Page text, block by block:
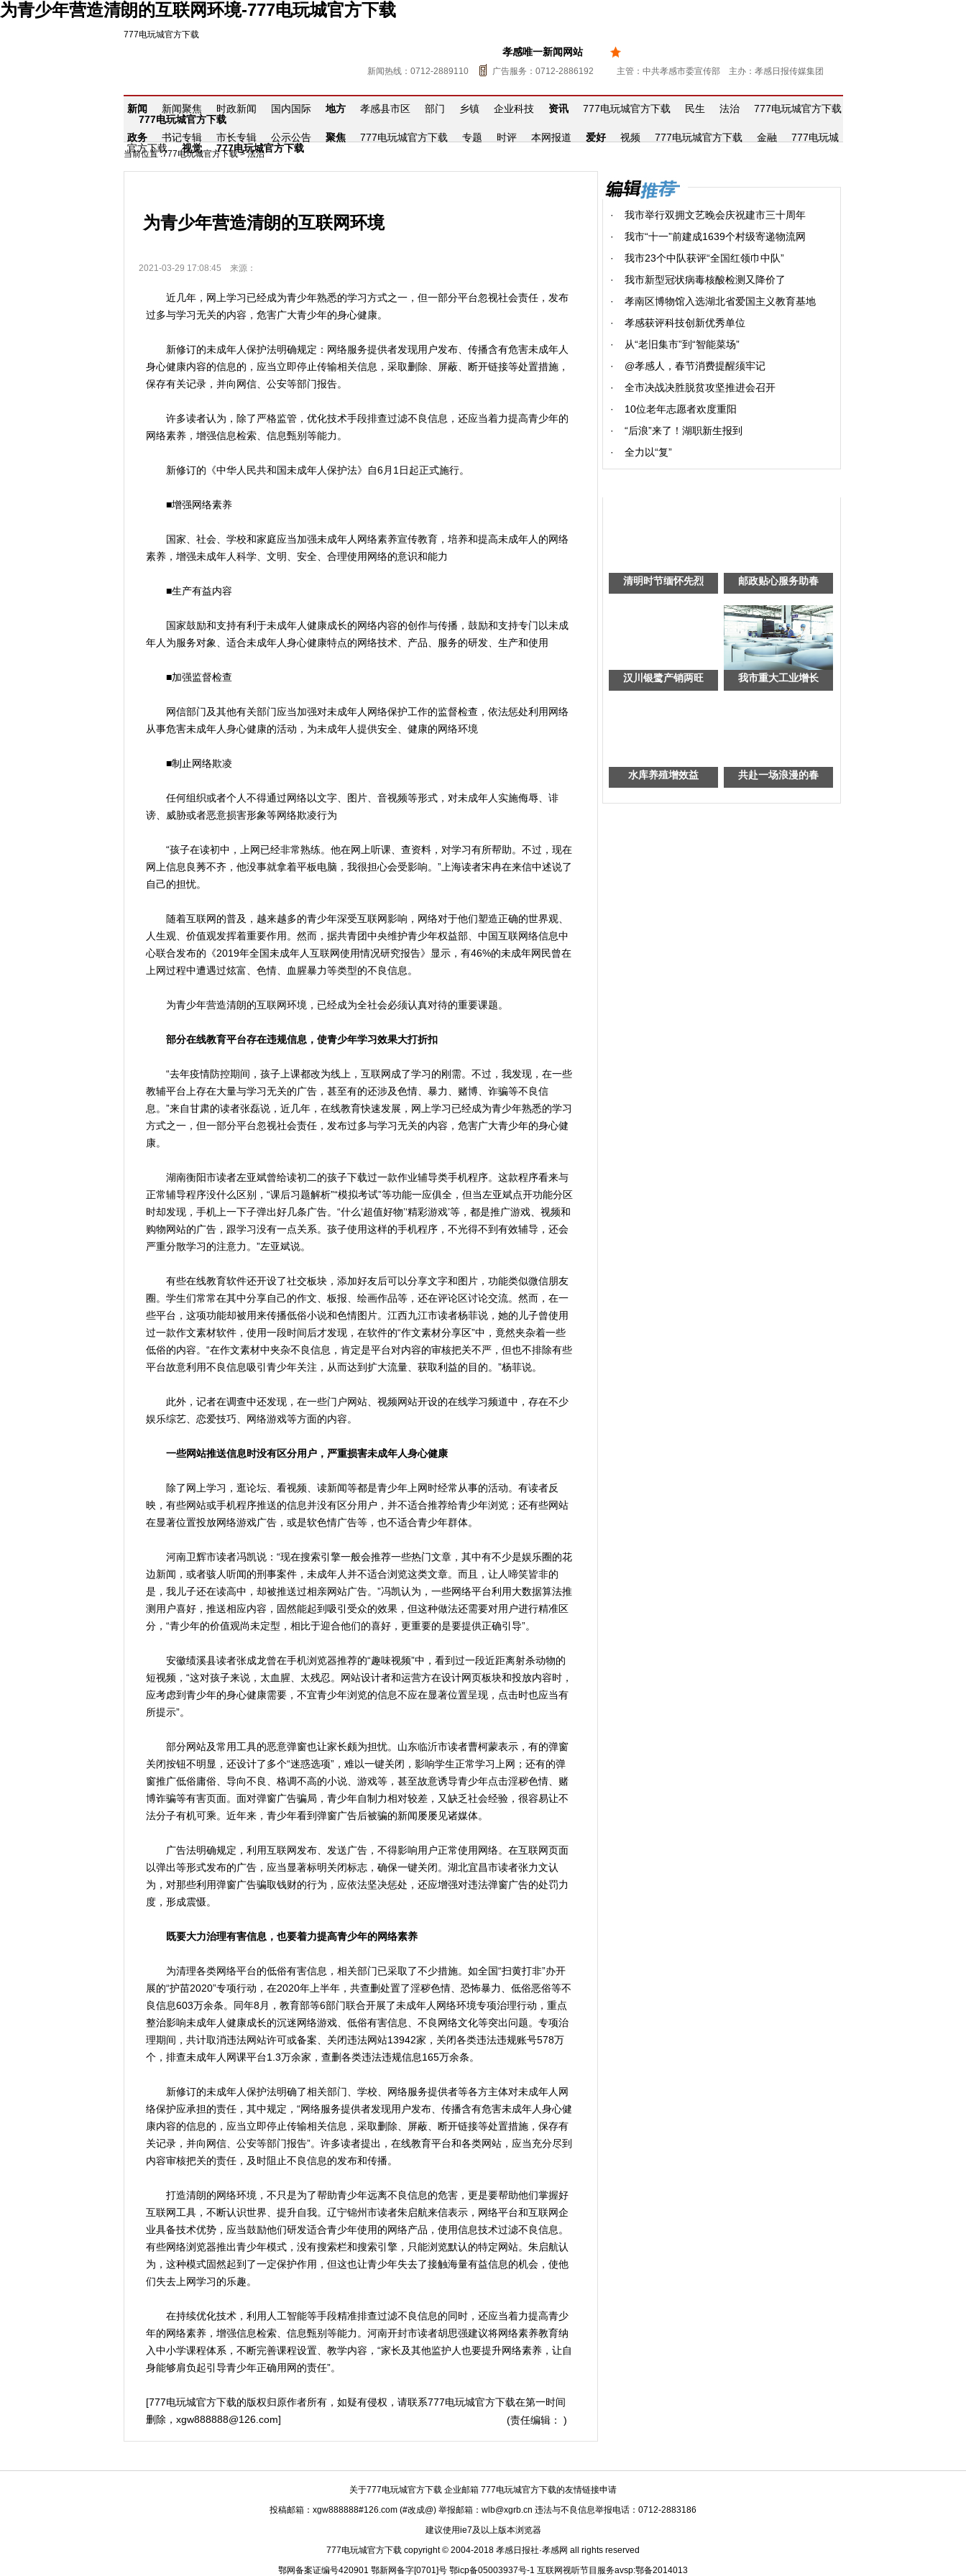
为青少年营造清朗的互联网环境-777电玩城官方下载
777电玩城官方下载
孝感唯一新闻网站
新闻热线：0712-2889110 广告服务：0712-2886192 主管：中共孝感市委宣传部 主办：孝感日报传媒集团
新闻 新闻聚焦 时政新闻 国内国际 地方 孝感县市区 部门 乡镇 企业科技 资讯 777电玩城官方下载 民生 法治
777电玩城官方下载
777电玩城官方下载
政务
书记专辑 市长专辑 公示公告 聚焦 777电玩城官方下载 专题 时评 本网报道 爱好 视频 777电玩城官方下载 金融
777电玩城
官方下载
视觉 777电玩城官方下载
当前位置 :777电玩城官方下载>法治
为青少年营造清朗的互联网环境
2021-03-29 17:08:45 来源：
近几年，网上学习已经成为青少年熟悉的学习方式之一，但一部分平台忽视社会责任，发布
过多与学习无关的内容，危害广大青少年的身心健康。
新修订的未成年人保护法明确规定：网络服务提供者发现用户发布、传播含有危害未成年人
身心健康内容的信息的，应当立即停止传输相关信息，采取删除、屏蔽、断开链接等处置措施，
保存有关记录，并向网信、公安等部门报告。
许多读者认为，除了严格监管，优化技术手段排查过滤不良信息，还应当着力提高青少年的
网络素养，增强信息检索、信息甄别等能力。
新修订的《中华人民共和国未成年人保护法》自6月1日起正式施行。
■增强网络素养
国家、社会、学校和家庭应当加强未成年人网络素养宣传教育，培养和提高未成年人的网络
素养，增强未成年人科学、文明、安全、合理使用网络的意识和能力
■生产有益内容
国家鼓励和支持有利于未成年人健康成长的网络内容的创作与传播，鼓励和支持专门以未成
年人为服务对象、适合未成年人身心健康特点的网络技术、产品、服务的研发、生产和使用
■加强监督检查
网信部门及其他有关部门应当加强对未成年人网络保护工作的监督检查，依法惩处利用网络
从事危害未成年人身心健康的活动，为未成年人提供安全、健康的网络环境
■制止网络欺凌
任何组织或者个人不得通过网络以文字、图片、音视频等形式，对未成年人实施侮辱、诽
谤、威胁或者恶意损害形象等网络欺凌行为
“孩子在读初中，上网已经非常熟练。他在网上听课、查资料，对学习有所帮助。不过，现在
网上信息良莠不齐，他没事就拿着平板电脑，我很担心会受影响。”上海读者宋冉在来信中述说了
自己的担忧。
随着互联网的普及，越来越多的青少年深受互联网影响，网络对于他们塑造正确的世界观、
人生观、价值观发挥着重要作用。然而，据共青团中央维护青少年权益部、中国互联网络信息中
心联合发布的《2019年全国未成年人互联网使用情况研究报告》显示，有46%的未成年网民曾在
上网过程中遭遇过炫富、色情、血腥暴力等类型的不良信息。
为青少年营造清朗的互联网环境，已经成为全社会必须认真对待的重要课题。
部分在线教育平台存在违规信息，使青少年学习效果大打折扣
“去年疫情防控期间，孩子上课都改为线上，互联网成了学习的刚需。不过，我发现，在一些
教辅平台上存在大量与学习无关的广告，甚至有的还涉及色情、暴力、赌博、诈骗等不良信
息。”来自甘肃的读者张磊说，近几年，在线教育快速发展，网上学习已经成为青少年熟悉的学习
方式之一，但一部分平台忽视社会责任，发布过多与学习无关的内容，危害广大青少年的身心健
康。
湖南衡阳市读者左亚斌曾给读初二的孩子下载过一款作业辅导类手机程序。这款程序看来与
正常辅导程序没什么区别，“课后习题解析”“模拟考试”等功能一应俱全，但当左亚斌点开功能分区
时却发现，手机上一下子弹出好几条广告。“什么‘超值好物’‘精彩游戏’等，都是推广游戏、视频和
购物网站的广告，跟学习没有一点关系。孩子使用这样的手机程序，不光得不到有效辅导，还会
严重分散学习的注意力。”左亚斌说。
有些在线教育软件还开设了社交板块，添加好友后可以分享文字和图片，功能类似微信朋友
圈。学生们常常在其中分享自己的作文、板报、绘画作品等，还在评论区讨论交流。然而，在一
些平台，这项功能却被用来传播低俗小说和色情图片。江西九江市读者杨菲说，她的儿子曾使用
过一款作文素材软件，使用一段时间后才发现，在软件的“作文素材分享区”中，竟然夹杂着一些
低俗的内容。“在作文素材中夹杂不良信息，肯定是平台对内容的审核把关不严，但也不排除有些
平台故意利用不良信息吸引青少年关注，从而达到扩大流量、获取利益的目的。”杨菲说。
此外，记者在调查中还发现，在一些门户网站、视频网站开设的在线学习频道中，存在不少
娱乐综艺、恋爱技巧、网络游戏等方面的内容。
一些网站推送信息时没有区分用户，严重损害未成年人身心健康
除了网上学习，逛论坛、看视频、读新闻等都是青少年上网时经常从事的活动。有读者反
映，有些网站或手机程序推送的信息并没有区分用户，并不适合推荐给青少年浏览；还有些网站
在显著位置投放网络游戏广告，或是软色情广告等，也不适合青少年群体。
河南卫辉市读者冯凯说：“现在搜索引擎一般会推荐一些热门文章，其中有不少是娱乐圈的花
边新闻，或者骇人听闻的刑事案件，未成年人并不适合浏览这类文章。而且，让人啼笑皆非的
是，我儿子还在读高中，却被推送过相亲网站广告。”冯凯认为，一些网络平台利用大数据算法推
测用户喜好，推送相应内容，固然能起到吸引受众的效果，但这种做法还需要对用户进行精准区
分，“青少年的价值观尚未定型，相比于迎合他们的喜好，更重要的是要提供正确引导”。
安徽绩溪县读者张成龙曾在手机浏览器推荐的“趣味视频”中，看到过一段近距离射杀动物的
短视频，“这对孩子来说，太血腥、太残忍。网站设计者和运营方在设计网页板块和投放内容时，
应考虑到青少年的身心健康需要，不宜青少年浏览的信息不应在显著位置呈现，点击时也应当有
所提示”。
部分网站及常用工具的恶意弹窗也让家长颇为担忧。山东临沂市读者曹柯蒙表示，有的弹窗
关闭按钮不明显，还设计了多个“迷惑选项”，难以一键关闭，影响学生正常学习上网；还有的弹
窗推广低俗庸俗、导向不良、格调不高的小说、游戏等，甚至故意诱导青少年点击淫秽色情、赌
博诈骗等有害页面。面对弹窗广告骗局，青少年自制力相对较差，又缺乏社会经验，很容易让不
法分子有机可乘。近年来，青少年看到弹窗广告后被骗的新闻屡屡见诸媒体。
广告法明确规定，利用互联网发布、发送广告，不得影响用户正常使用网络。在互联网页面
以弹出等形式发布的广告，应当显著标明关闭标志，确保一键关闭。湖北宜昌市读者张力文认
为，对那些利用弹窗广告骗取钱财的行为，应依法坚决惩处，还应增强对违法弹窗广告的处罚力
度，形成震慑。
既要大力治理有害信息，也要着力提高青少年的网络素养
为清理各类网络平台的低俗有害信息，相关部门已采取了不少措施。如全国“扫黄打非”办开
展的“护苗2020”专项行动，在2020年上半年，共查删处置了淫秽色情、恐怖暴力、低俗恶俗等不
良信息603万余条。同年8月，教育部等6部门联合开展了未成年人网络环境专项治理行动，重点
整治影响未成年人健康成长的沉迷网络游戏、低俗有害信息、不良网络文化等突出问题。专项治
理期间，共计取消违法网站许可或备案、关闭违法网站13942家，关闭各类违法违规账号578万
个，排查未成年人网课平台1.3万余家，查删各类违法违规信息165万余条。
新修订的未成年人保护法明确了相关部门、学校、网络服务提供者等各方主体对未成年人网
络保护应承担的责任，其中规定，“网络服务提供者发现用户发布、传播含有危害未成年人身心健
康内容的信息的，应当立即停止传输相关信息，采取删除、屏蔽、断开链接等处置措施，保存有
关记录，并向网信、公安等部门报告”。许多读者提出，在线教育平台和各类网站，应当充分尽到
内容审核把关的责任，及时阻止不良信息的发布和传播。
打造清朗的网络环境，不只是为了帮助青少年远离不良信息的危害，更是要帮助他们掌握好
互联网工具，不断认识世界、提升自我。辽宁锦州市读者朱启航来信表示，网络平台和互联网企
业具备技术优势，应当鼓励他们研发适合青少年使用的网络产品，使用信息技术过滤不良信息。
有些网络浏览器推出青少年模式，没有搜索栏和搜索引擎，只能浏览默认的特定网站。朱启航认
为，这种模式固然起到了一定保护作用，但这也让青少年失去了接触海量有益信息的机会，使他
们失去上网学习的乐趣。
在持续优化技术，利用人工智能等手段精准排查过滤不良信息的同时，还应当着力提高青少
年的网络素养，增强信息检索、信息甄别等能力。河南开封市读者胡思强建议将网络素养教育纳
入中小学课程体系，不断完善课程设置、教学内容，“家长及其他监护人也要提升网络素养，让自
身能够肩负起引导青少年正确用网的责任”。
[777电玩城官方下载的版权归原作者所有，如疑有侵权，请联系777电玩城官方下载在第一时间
删除， xgw888888@126.com] (责任编辑： )
·
我市举行双拥文艺晚会庆祝建市三十周年
·
我市“十一”前建成1639个村级寄递物流网
·
我市23个中队获评“全国红领巾中队”
·
我市新型冠状病毒核酸检测又降价了
·
孝南区博物馆入选湖北省爱国主义教育基地
·
孝感获评科技创新优秀单位
·
从“老旧集市”到“智能菜场”
·
@孝感人，春节消费提醒须牢记
·
全市决战决胜脱贫攻坚推进会召开
·
10位老年志愿者欢度重阳
·
“后浪”来了！湖职新生报到
·
全力以“复”
清明时节缅怀先烈 邮政贴心服务助春
汉川银鹭产销两旺 我市重大工业增长
水库养殖增效益 共赴一场浪漫的春
关于777电玩城官方下载 企业邮箱 777电玩城官方下载的友情链接申请
投稿邮箱：xgw888888#126.com (#改成@) 举报邮箱： wlb@xgrb.cn 违法与不良信息举报电话：0712-2883186
建议使用ie7及以上版本浏览器
777电玩城官方下载 copyright © 2004-2018 孝感日报社·孝感网 all rights reserved
鄂网备案证编号420901 鄂新网备字[0701]号 鄂icp备05003937号-1 互联网视听节目服务avsp:鄂备2014013